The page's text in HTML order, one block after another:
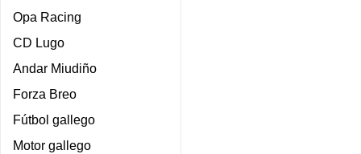
Opa Racing
CD Lugo
Andar Miudiño
Forza Breo
Fútbol gallego
Motor gallego